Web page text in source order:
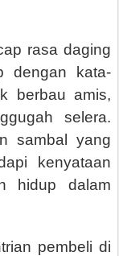
rasa daging
dengan kata-
berbau amis,
selera.
sambal yang
kenyataan
hidup dalam
pembeli di